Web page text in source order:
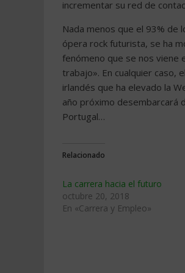
incrementar su red de
Nada menos que el 93% de
ópera rock futurista, se ha
fenómeno que se nos viene
trabajo». En cualquier caso,
irlandés que ha elevado la
año próximo desembarcará
Portugal…
Relacionado
La carrera hacia el futuro
octubre 20, 2018
En «Carrera y Empleo»